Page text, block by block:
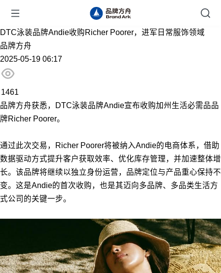
DTC泳装品牌Andie收购Richer Poorer，进军日常服饰领域
品牌方舟
2025-05-19 06:17
1461
品牌方舟获悉，DTC泳装品牌Andie宣布收购加州生活必需品品
牌Richer Poorer。
通过此次交易，Richer Poorer将被纳入Andie的电商体系，借助
数据驱动方式提升客户获取效率、优化库存管理，并加速整体增
长。该品牌将继续以独立身份运营，品牌定位与产品重心保持不
变。这是Andie的首次收购，也是其迈向多品牌、多品类生活方
式公司的关键一步。